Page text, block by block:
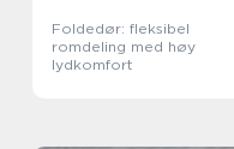
Foldedør: fleksibel
romdeling med høy
lydkomfort